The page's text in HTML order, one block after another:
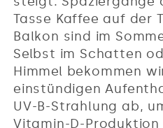
Tasse Kaffee auf der
Balkon sind im
Selbst im Schatten
Himmel bekommen
einstündigen
UV-B-Strahlung ab,
Vitamin-D-Produktion